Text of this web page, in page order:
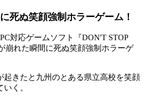
死ぬ笑顔強制ホラーゲーム！
対応ゲームソフト『DON'T STOP
崩れた瞬間に死ぬ笑顔強制ホラーゲ
起きたと九州のとある県立高校を笑顔
く。